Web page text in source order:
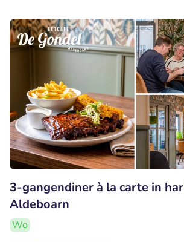
3-gangendiner à la carte in
Aldeboarn
Wo